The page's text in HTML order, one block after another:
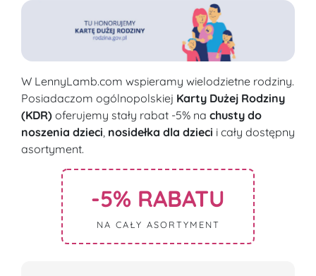
W LennyLamb.com wspieramy wielodzietne rodziny.
Posiadaczom ogólnopolskiej Karty Dużej Rodziny
(KDR) oferujemy stały rabat -5% na chusty do
noszenia dzieci, nosidełka dla dzieci i cały dostępny
asortyment.
-5% RABATU
NA CAŁY ASORTYMENT